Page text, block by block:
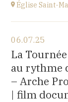
Église Saint-
église Saint-
place St
à17H00
06.07.25
La
au rythme
– Arche
| film